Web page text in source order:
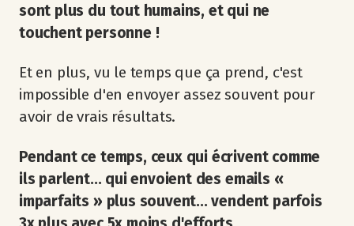
sont plus du tout humains, et qui ne
touchent personne !
Et en plus, vu le temps que ça prend, c'est
impossible d'en envoyer assez souvent pour
avoir de vrais résultats.
Pendant ce temps, ceux qui écrivent comme
ils parlent... qui envoient des emails «
imparfaits » plus souvent... vendent parfois